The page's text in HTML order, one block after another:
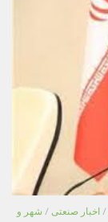
/ اخبار صنعتی / شهر و